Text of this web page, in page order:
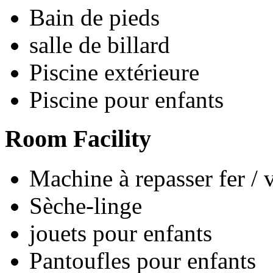
Bain de pieds
salle de billard
Piscine extérieure
Piscine pour enfants
Room Facility
Machine à repasser fer /
Sèche-linge
jouets pour enfants
Pantoufles pour enfants